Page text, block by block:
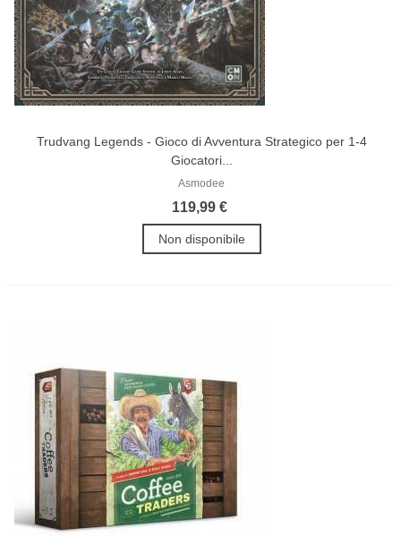
Trudvang Legends - Gioco di Avventura Strategico per 1-4
Giocatori...
Asmodee
119,99 €
Non disponibile